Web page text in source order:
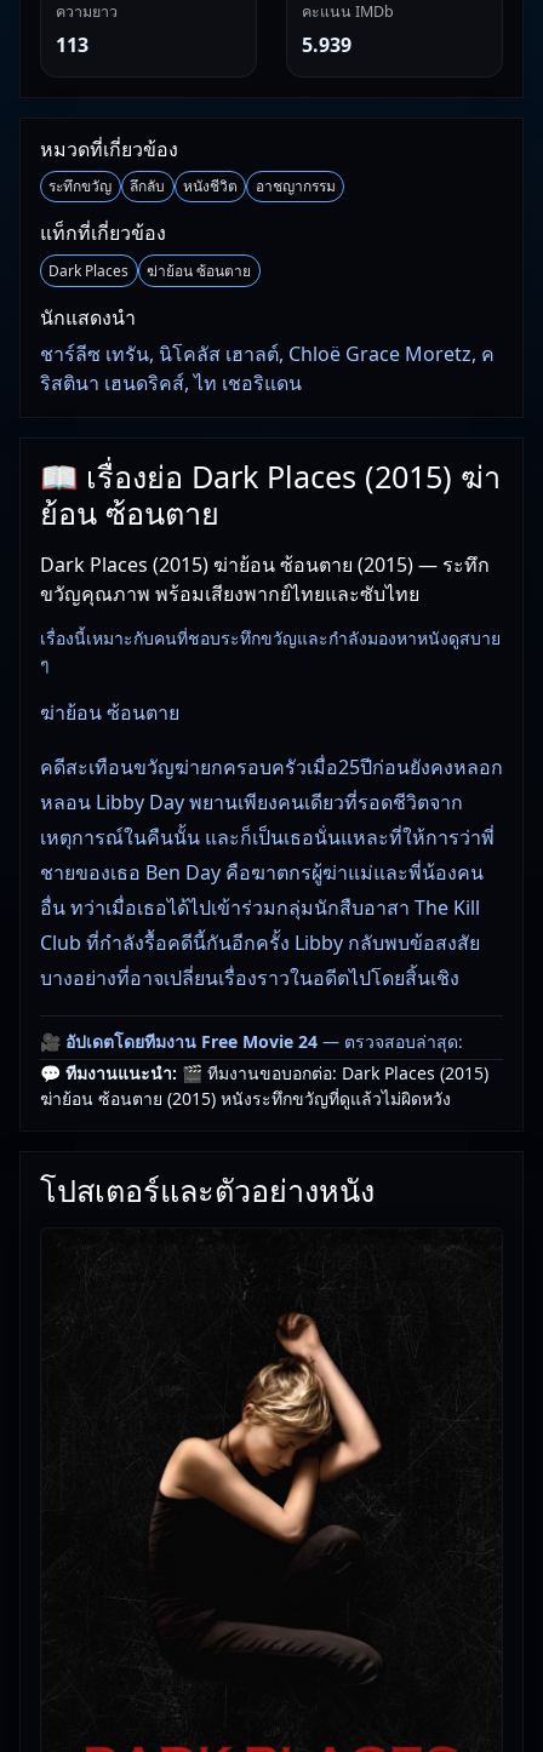
ความยาว
113
คะแนน IMDb
5.939
หมวดที่เกี่ยวข้อง
ระทึกขวัญ ลึกลับ หนังชีวิต อาชญากรรม
แท็กที่เกี่ยวข้อง
Dark Places ฆ่าย้อน ซ้อนตาย
นักแสดงนำ
ชาร์ลีซ เทรัน, นิโคลัส เฮาลต์, Chloë Grace Moretz, ค
ริสตินา เฮนดริคส์, ไท เชอริแดน
📖 เรื่องย่อ Dark Places (2015) ฆ่า
ย้อน ซ้อนตาย
Dark Places (2015) ฆ่าย้อน ซ้อนตาย (2015) — ระทึก
ขวัญคุณภาพ พร้อมเสียงพากย์ไทยและซับไทย
เรื่องนี้เหมาะกับคนที่ชอบระทึกขวัญและกำลังมองหาหนังดูสบาย
ๆ
ฆ่าย้อน ซ้อนตาย
คดีสะเทือนขวัญฆ่ายกครอบครัวเมื่อ25ปีก่อนยังคงหลอก
หลอน Libby Day พยานเพียงคนเดียวที่รอดชีวิตจาก
เหตุการณ์ในคืนนั้น และก็เป็นเธอนั่นแหละที่ให้การว่าพี่
ชายของเธอ Ben Day คือฆาตกรผู้ฆ่าแม่และพี่น้องคน
อื่น ทว่าเมื่อเธอได้ไปเข้าร่วมกลุ่มนักสืบอาสา The Kill
Club ที่กำลังรื้อคดีนี้กันอีกครั้ง Libby กลับพบข้อสงสัย
บางอย่างที่อาจเปลี่ยนเรื่องราวในอดีตไปโดยสิ้นเชิง
🎥 อัปเดตโดยทีมงาน Free Movie 24 — ตรวจสอบล่าสุด:
29/05/2026 |เกี่ยวกับเรา
💬 ทีมงานแนะนำ: 🎬 ทีมงานขอบอกต่อ: Dark Places (2015)
ฆ่าย้อน ซ้อนตาย (2015) หนังระทึกขวัญที่ดูแล้วไม่ผิดหวัง
โปสเตอร์และตัวอย่างหนัง